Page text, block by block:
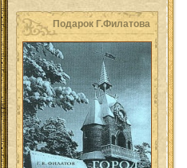
Подарок Г.Филатова